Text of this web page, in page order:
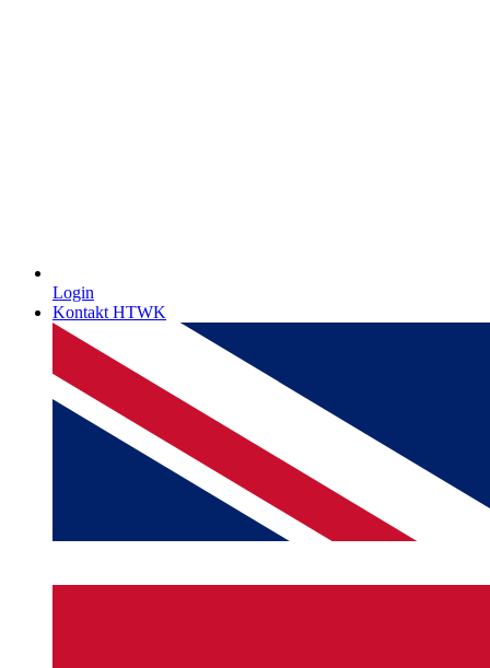
Login
Kontakt HTWK